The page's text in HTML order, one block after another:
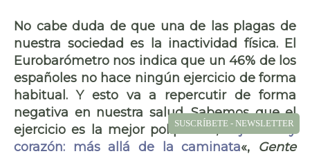
No cabe duda de que una de las plagas de
nuestra sociedad es la inactividad física. El
Eurobarómetro nos indica que un 46% de los
españoles no hace ningún ejercicio de forma
habitual. Y esto va a repercutir de forma
negativa en nuestra salud. Sabemos que el
ejercicio es la mejor polipíldora, « Ejercicio y
corazón: más allá de la caminata«, Gente
SUSCRÍBETE - NEWSLETTER